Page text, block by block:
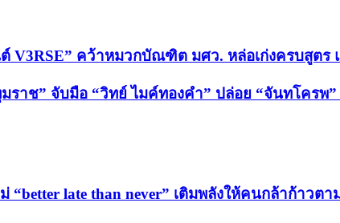
V3RSE” คว้าหมวกบัณฑิต มศว. หล่อเก่งครบสูตร
ราช” จับมือ “วิทย์ ไมค์ทองคำ” ปล่อย “จันทโครพ”
ม่ “better late than never” เติมพลังให้คนกล้าก้าว